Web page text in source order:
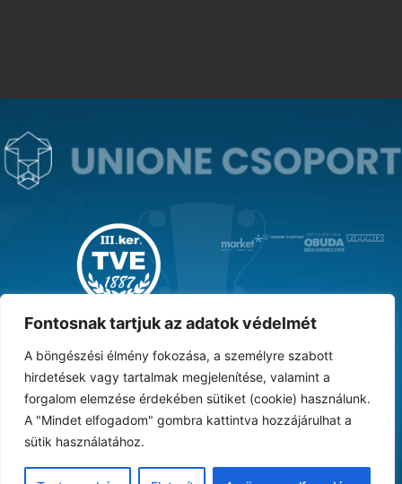
Fontosnak tartjuk az adatok védelmét
A böngészési élmény fokozása, a személyre szabott
hirdetések vagy tartalmak megjelenítése, valamint a
forgalom elemzése érdekében sütiket (cookie) használunk.
A "Mindet elfogadom" gombra kattintva hozzájárulhat a
sütik használatához.
MAGYAR KUPA GYŐZTES ‘31
DOKUMENTUMTÁRARCHÍVUMKARRIERSAJTÓTAOBESZÁMOLÓK
Adatvédelmi nyilatkozatVásárlási feltételekSüti tájékoztatóÁSZF